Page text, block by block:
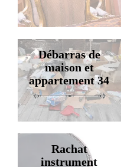
Débarras de
maison et
appartement 34
Rachat
instrument